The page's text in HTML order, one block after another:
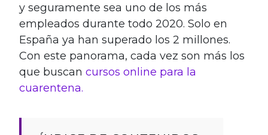
y seguramente sea uno de los más
empleados durante todo 2020. Solo en
España ya han superado los 2 millones.
Con este panorama, cada vez son más los
que buscan cursos online para la
cuarentena.